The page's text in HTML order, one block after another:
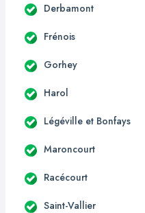
Derbamont
Frénois
Gorhey
Harol
Légéville et Bonfays
Maroncourt
Racécourt
Saint-Vallier